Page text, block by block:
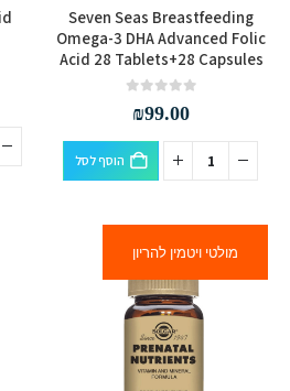
Seven Seas Breastfeeding
Omega-3 DHA Advanced Folic
Acid 28 Tablets+28 Capsules
₪99.00
הוסף לסל
מולטי ויטמין להריון